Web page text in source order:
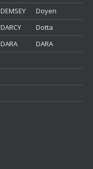
DEMSEY
Doyen
DARCY
Dotta
DARA
DARA